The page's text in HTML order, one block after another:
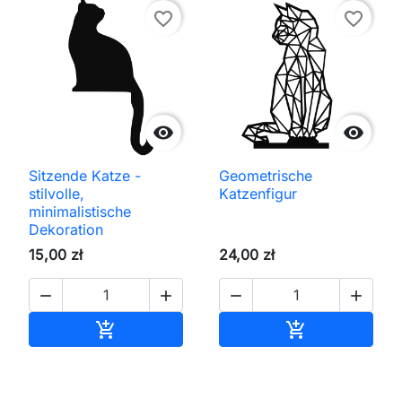

favorite_border
Sitzende Katze -
stilvolle,
minimalistische
Dekoration
15,00 zł
 


favorite_border
Geometrische
Katzenfigur
24,00 zł
 
